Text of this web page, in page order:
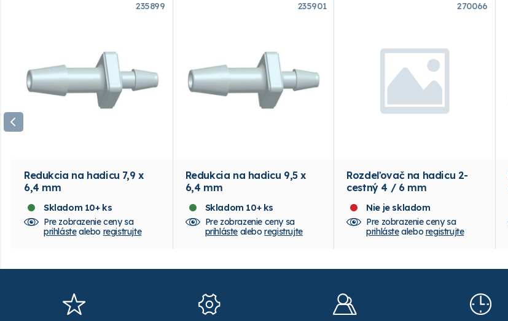
235899
Redukcia na hadicu 7,9 x
6,4 mm
Skladom 10+ ks
Pre zobrazenie ceny sa
prihlástealebo registrujte
235901
Redukcia na hadicu 9,5 x
6,4 mm
Skladom 10+ ks
Pre zobrazenie ceny sa
prihláste aleboregistrujte
270066
Rozdeľovač na hadicu 2-
cestný 4 / 6 mm
Nie je skladom
Pre zobrazenie ceny sa
prihlástealebo registrujte